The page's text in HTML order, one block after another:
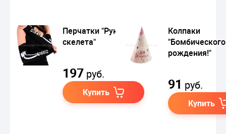
Перчатки "Руки
скелета"
197 руб.
Купить
Колпаки
рождения!"
91 руб.
Купить